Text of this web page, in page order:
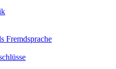
Fremdsprache